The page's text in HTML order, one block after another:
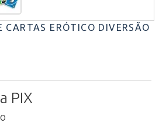
CARTAS ERÓTICO DIVERSÃO
PIX